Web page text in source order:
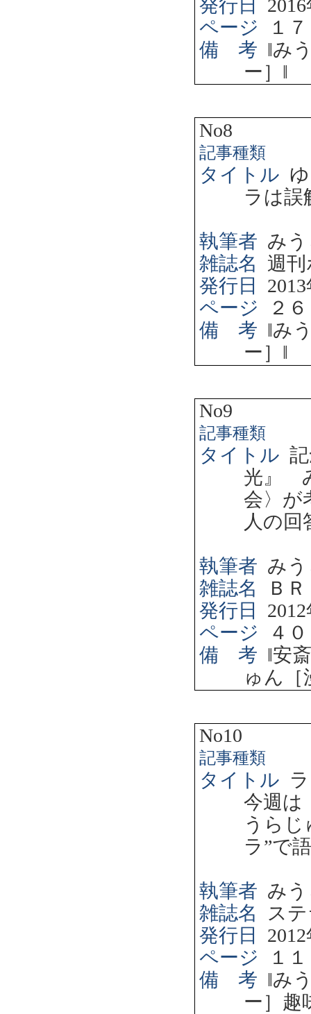
発行日
2016
ページ
１
備 考 ‖み
ー］ ‖
No8
記事種類
タイトル
ラは誤
執筆者 み
雑誌名
週
発行日
2013
ページ
２
備 考 ‖み
ー］ ‖
No9
記事種類
タイトル
光』
会〉が
人の回
執筆者 み
雑誌名
Ｂ
発行日
2012
ページ
４
備 考 ‖安
ゅん［
No10
記事種類
タイトル
今週は
うら
ラ”で
執筆者 み
雑誌名
ス
発行日
2012
ページ
１
備 考 ‖み
ー］趣